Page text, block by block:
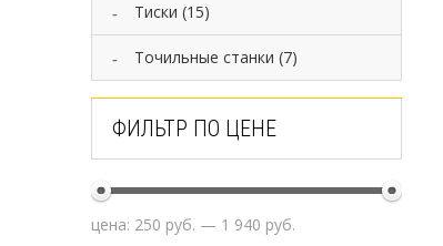
Тиски (15)
Точильные станки (7)
ФИЛЬТР ПО ЦЕНЕ
цена: 250 руб. — 1 940 руб.